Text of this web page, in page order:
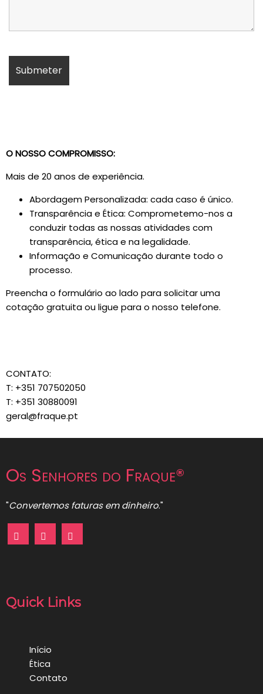
O NOSSO COMPROMISSO:
Mais de 20 anos de experiência.
Abordagem Personalizada: cada caso é único.
Transparência e Ética: Comprometemo-nos a
conduzir todas as nossas atividades com
transparência, ética e na legalidade.
Informação e Comunicação durante todo o
processo.
Preencha o formulário ao lado para solicitar uma
cotação gratuita ou ligue para o nosso telefone.
CONTATO:
T: +351 707502050
T: +351 30880091
geral@fraque.pt
Os Senhores do Fraque®
"Convertemos faturas em dinheiro."
Quick Links
Início
Ética
Contato